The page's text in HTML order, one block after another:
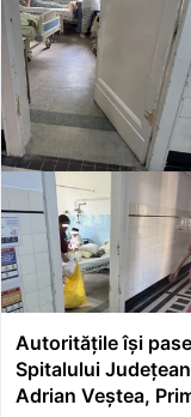
Autoritățile își
Spitalului
Adrian Veștea,